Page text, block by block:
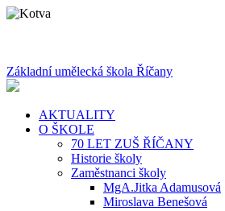
Základní umělecká škola Říčany
AKTUALITY
O ŠKOLE
70 LET ZUŠ ŘÍČANY
Historie školy
Zaměstnanci školy
MgA.Jitka Adamusová
Miroslava Benešová